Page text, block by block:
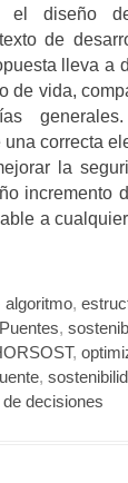
el diseño
de
lleva a
de vida,
correcta
la
incremento
a
algoritmo,
Puentes,
,
,
decisiones